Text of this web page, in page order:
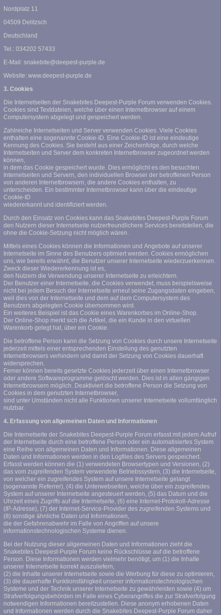
Nordplatz 11
04509 Delitzsch
Deutschland
Tel.: 034202 57433
E-Mail: snakebite@deepest-purple.de
Website: www.deepest-purple.de
3. Cookies
Die Internetseiten der Snakebites Deepest-Purple Forum verwenden Cookies.
Cookies sind Textdateien, welche über einen Internetbrowser auf einem
Computersystem abgelegt und gespeichert werden.
Zahlreiche Internetseiten und Server verwenden Cookies. Viele Cookies
enthalten eine sogenannte Cookie-ID. Eine Cookie-ID ist eine eindeutige
Kennung des Cookies. Sie besteht aus einer Zeichenfolge, durch welche
Internetseiten und Server dem konkreten Internetbrowser zugeordnet werden
können,
in dem das Cookie gespeichert wurde. Dies ermöglicht es den besuchten
Internetseiten und Servern, den individuellen Browser der betroffenen Person
von anderen Internetbrowsern, die andere Cookies enthalten, zu
unterscheiden. Ein bestimmter Internetbrowser kann über die eindeutige
Cookie-ID
wiedererkannt und identifiziert werden.
Durch den Einsatz von Cookies kann das Snakebites Deepest-Purple Forum
den Nutzern dieser Internetseite nutzerfreundlichere Services bereitstellen, die
ohne die Cookie-Setzung nicht möglich wären.
Mittels eines Cookies können die Informationen und Angebote auf unserer
Internetseite im Sinne des Benutzers optimiert werden. Cookies ermöglichen
uns, wie bereits erwähnt, die Benutzer unserer Internetseite wiederzuerkennen.
Zweck dieser Wiedererkennung ist es,
den Nutzern die Verwendung unserer Internetseite zu erleichtern.
Der Benutzer einer Internetseite, die Cookies verwendet, muss beispielsweise
nicht bei jedem Besuch der Internetseite erneut seine Zugangsdaten eingeben,
weil dies von der Internetseite und dem auf dem Computersystem des
Benutzers abgelegten Cookie übernommen wird.
Ein weiteres Beispiel ist das Cookie eines Warenkorbes im Online-Shop.
Der Online-Shop merkt sich die Artikel, die ein Kunde in den virtuellen
Warenkorb gelegt hat, über ein Cookie.
Die betroffene Person kann die Setzung von Cookies durch unsere Internetseite
jederzeit mittels einer entsprechenden Einstellung des genutzten
Internetbrowsers verhindern und damit der Setzung von Cookies dauerhaft
widersprechen.
Ferner können bereits gesetzte Cookies jederzeit über einen Internetbrowser
oder andere Softwareprogramme gelöscht werden. Dies ist in allen gängigen
Internetbrowsern möglich. Deaktiviert die betroffene Person die Setzung von
Cookies in dem genutzten Internetbrowser,
sind unter Umständen nicht alle Funktionen unserer Internetseite vollumfänglich
nutzbar.
4. Erfassung von allgemeinen Daten und Informationen
Die Internetseite der Snakebites Deepest-Purple Forum erfasst mit jedem Aufruf
der Internetseite durch eine betroffene Person oder ein automatisiertes System
eine Reihe von allgemeinen Daten und Informationen. Diese allgemeinen
Daten und Informationen werden in den Logfiles des Servers gespeichert.
Erfasst werden können die (1) verwendeten Browsertypen und Versionen, (2)
das vom zugreifenden System verwendete Betriebssystem, (3) die Internetseite,
von welcher ein zugreifendes System auf unsere Internetseite gelangt
(sogenannte Referrer), (4) die Unterwebseiten, welche über ein zugreifendes
System auf unserer Internetseite angesteuert werden, (5) das Datum und die
Uhrzeit eines Zugriffs auf die Internetseite, (6) eine Internet-Protokoll-Adresse
(IP-Adresse), (7) der Internet-Service-Provider des zugreifenden Systems und
(8) sonstige ähnliche Daten und Informationen,
die der Gefahrenabwehr im Falle von Angriffen auf unsere
informationstechnologischen Systeme dienen.
Bei der Nutzung dieser allgemeinen Daten und Informationen zieht die
Snakebites Deepest-Purple Forum keine Rückschlüsse auf die betroffene
Person. Diese Informationen werden vielmehr benötigt, um (1) die Inhalte
unserer Internetseite korrekt auszuliefern,
(2) die Inhalte unserer Internetseite sowie die Werbung für diese zu optimieren,
(3) die dauerhafte Funktionsfähigkeit unserer informationstechnologischen
Systeme und der Technik unserer Internetseite zu gewährleisten sowie (4) um
Strafverfolgungsbehörden im Falle eines Cyberangriffes die zur Strafverfolgung
notwendigen Informationen bereitzustellen. Diese anonym erhobenen Daten
und Informationen werden durch die Snakebites Deepest-Purple Forum daher